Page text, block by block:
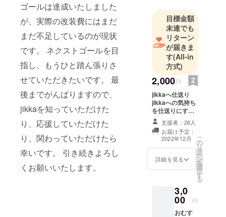
ゴールは達成いたしました
が、実際の改装費にはまだ
まだ不足しているのが現状
です。 ネクストゴールを目
指し、もうひと踏ん張りさ
せていただきたいです。 最
後までがんばりますので、
jikkaを知っていただけた
り、応援していただけた
り、関わっていただけたら
幸いです。 引き続きよろし
くお願いいたします。
目標金額
未達でも
リターン
が届きま
す(All-in
方式)
2,000円
jikkaへ仕送り
jikkaへの気持ち
を仕送りにする
応援型リターン
です。 2,000
円〜金額の追加
も可能です。 お
礼のメールと、
後日活動報告を
支援者：26人
お届け予定：
2022年12月
詳細を見る
こ
の
リ
タ
ー
ン
を
選
択
す
る
3,0
00 円
おむす